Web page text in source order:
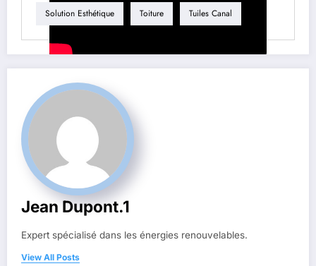
Solution Esthétique Toiture Tuiles Canal
Jean Dupont.1
Expert spécialisé dans les énergies renouvelables.
View All Posts